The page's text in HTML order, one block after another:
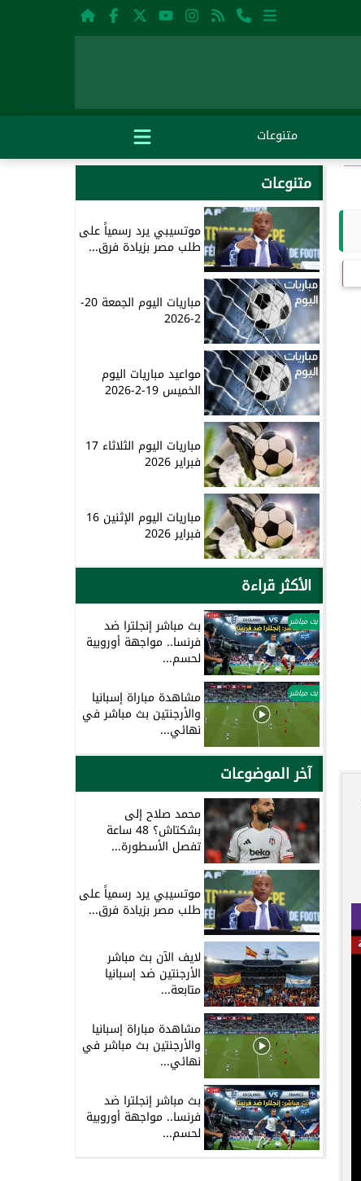
متنوعات
متنوعات
موتسيبي يرد رسمياً على
طلب مصر بزيادة فرق...
مباريات اليوم الجمعة 20-
2-2026
مواعيد مباريات اليوم
الخميس 19-2-2026
مباريات اليوم الثلاثاء 17
فبراير 2026
مباريات اليوم الإثنين 16
فبراير 2026
الأكثر قراءة
بث مباشر بث مباشر إنجلترا ضد
فرنسا.. مواجهة أوروبية
لحسم...
بث مباشر مشاهدة مباراة إسبانيا
والأرجنتين بث مباشر في
نهائي...
آخر الموضوعات
محمد صلاح إلى
بشكتاش؟ 48 ساعة
تفصل الأسطورة...
موتسيبي يرد رسمياً على
طلب مصر بزيادة فرق...
لايف الآن بث مباشر
الأرجنتين ضد إسبانيا
متابعة...
مشاهدة مباراة إسبانيا
والأرجنتين بث مباشر في
نهائي...
بث مباشر إنجلترا ضد
فرنسا.. مواجهة أوروبية
لحسم...